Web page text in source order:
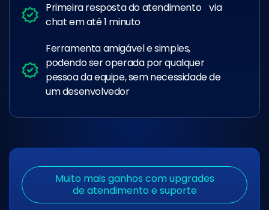
Primeira resposta do atendimento via
chat em até 1 minuto
Ferramenta amigável e simples,
podendo ser operada por qualquer
pessoa da equipe, sem necessidade de
um desenvolvedor
Muito mais ganhos com upgrades
de atendimento e suporte